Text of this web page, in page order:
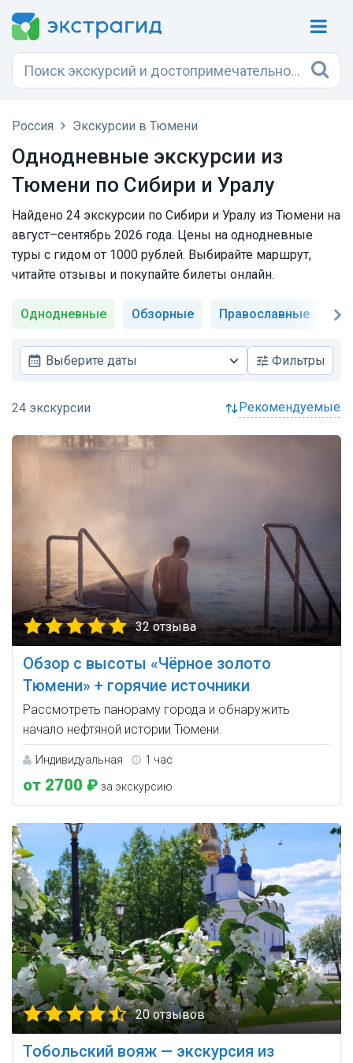
Россия Экскурсии в Тюмени
Однодневные экскурсии из
Тюмени по Сибири и Уралу
Найдено 24 экскурсии по Сибири и Уралу из Тюмени на
август–сентябрь 2026 года. Цены на однодневные
туры с гидом от 1000 рублей. Выбирайте маршрут,
читайте отзывы и покупайте билеты онлайн.
Однодневные Обзорные Православные
Выберите даты Фильтры
рекомендуемые
32 отзыва
Обзор с высоты «Чёрное золото
Тюмени» + горячие источники
Рассмотреть панораму города и обнаружить
начало нефтяной истории Тюмени.
Индивидуальная 1 час
от 2700 ₽ за экскурсию
20 отзывов
Тобольский вояж — экскурсия из